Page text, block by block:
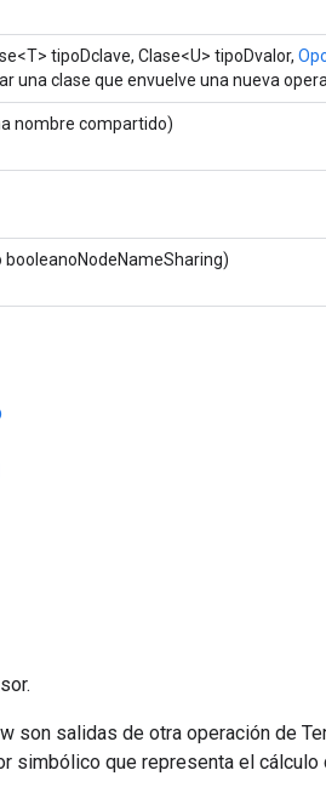
tipoDclave, Clase<U> tipoDvalor,
una clase que envuelve una nueva
nombre compartido)
booleanoNodeNameSharing)
son salidas de otra operación de
simbólico que representa el cálculo